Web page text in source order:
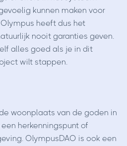
kunnen maken voor
heeft dus het
nooit garanties geven.
alles goed als je in dit
wilt stappen.
woonplaats van de goden in
herkenningspunt of
OlympusDAO is ook een